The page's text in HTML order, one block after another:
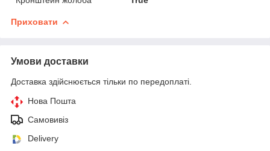
Приховати
Умови доставки
Доставка здійснюється тільки по передоплаті.
Нова Пошта
Самовивіз
Delivery